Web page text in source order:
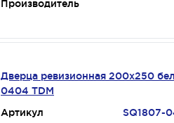
Производитель
Дверца ревизионная 200х250
0404 TDM
Артикул
SQ1807-